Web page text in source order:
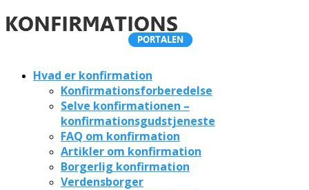
Hvad er konfirmation
Konfirmationsforberedelse
Selve konfirmationen –
konfirmationsgudstjeneste
FAQ om konfirmation
Artikler om konfirmation
Borgerlig konfirmation
Verdensborger